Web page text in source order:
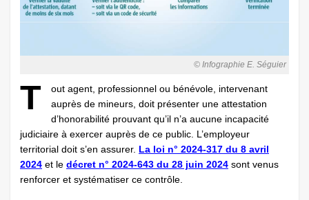
© Infographie E. Séguier
T
out agent, professionnel ou bénévole, intervenant
auprès de mineurs, doit présenter une attestation
d’honorabilité prouvant qu’il n’a aucune incapacité
judiciaire à exercer auprès de ce public. L’employeur
territorial doit s’en assurer. La loi n° 2024-317 du 8 avril
2024 et le décret n° 2024-643 du 28 juin 2024 sont venus
renforcer et systématiser ce contrôle.